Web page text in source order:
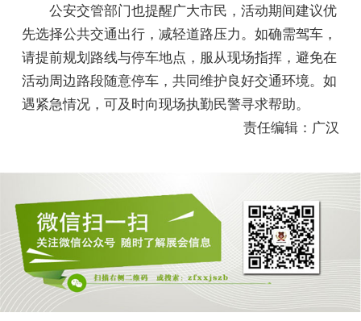
公安交管部门也提醒广大市民，活动期间建议优
先选择公共交通出行，减轻道路压力。如确需驾车，
请提前规划路线与停车地点，服从现场指挥，避免在
活动周边路段随意停车，共同维护良好交通环境。如
遇紧急情况，可及时向现场执勤民警寻求帮助。
责任编辑：广汉